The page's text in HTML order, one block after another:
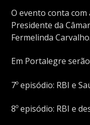
O evento conta
Presidente da
Fermelinda Carvalho.
Em Portalegre
7º episódio: RBI e
8º episódio: RBI e